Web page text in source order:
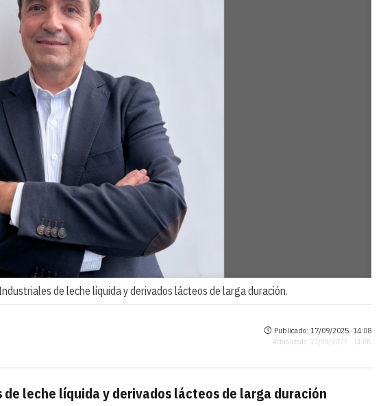
de leche líquida y derivados lácteos de larga duración.
Publicado: 17/09/2025 ·14:08
Actualizado: 17/09/2025 · 14:08
leche líquida y derivados lácteos de larga duración